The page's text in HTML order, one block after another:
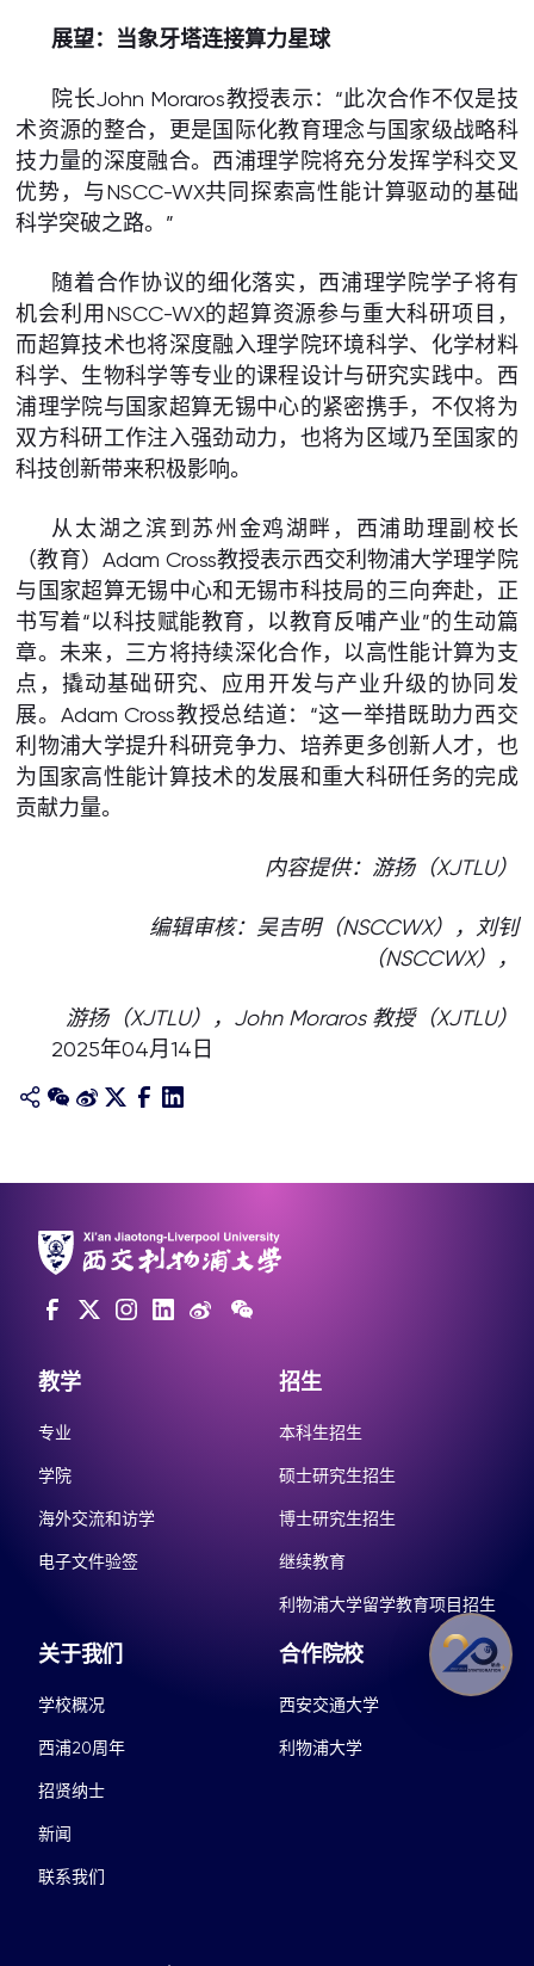
展望：当象牙塔连接算力星球
院长John Moraros教授表示：“此次合作不仅是技
术资源的整合，更是国际化教育理念与国家级战略科
技力量的深度融合。西浦理学院将充分发挥学科交叉
优势，与NSCC-WX共同探索高性能计算驱动的基础
科学突破之路。”
随着合作协议的细化落实，西浦理学院学子将有
机会利用NSCC-WX的超算资源参与重大科研项目，
而超算技术也将深度融入理学院环境科学、化学材料
科学、生物科学等专业的课程设计与研究实践中。西
浦理学院与国家超算无锡中心的紧密携手，不仅将为
双方科研工作注入强劲动力，也将为区域乃至国家的
科技创新带来积极影响。
从太湖之滨到苏州金鸡湖畔，西浦助理副校长
（教育）Adam Cross教授表示西交利物浦大学理学院
与国家超算无锡中心和无锡市科技局的三向奔赴，正
书写着“以科技赋能教育，以教育反哺产业”的生动篇
章。未来，三方将持续深化合作，以高性能计算为支
点，撬动基础研究、应用开发与产业升级的协同发
展。Adam Cross教授总结道：“这一举措既助力西交
利物浦大学提升科研竞争力、培养更多创新人才，也
为国家高性能计算技术的发展和重大科研任务的完成
贡献力量。
内容提供：游扬（XJTLU）
编辑审核：吴吉明（NSCCWX），刘钊
（NSCCWX），
游扬（XJTLU），John Moraros 教授（XJTLU）
2025年04月14日
教学
专业
学院
海外交流和访学
电子文件验签
招生
本科生招生
硕士研究生招生
博士研究生招生
继续教育
利物浦大学留学教育项目招生
关于我们
学校概况
西浦20周年
招贤纳士
新闻
联系我们
合作院校
西安交通大学
利物浦大学